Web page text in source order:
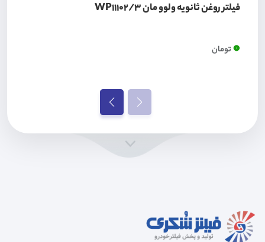
فیلتر روغن ثانویه ولوو مان WP11102/3
0تومان